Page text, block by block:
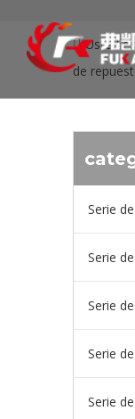
Usted
de
Serie
Serie
Serie
Serie